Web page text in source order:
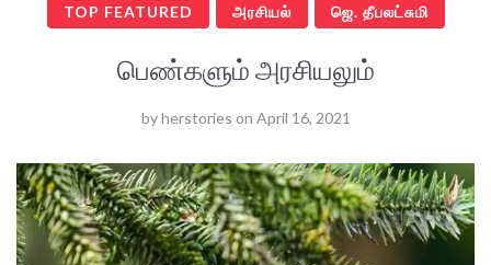
TOP FEATURED அரசியல் ஜெ. தீபலட்சுமி
பெண்களும் அரசியலும்
byherstories on April 16, 2021